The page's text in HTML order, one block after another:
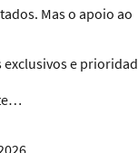
Mas o apoio ao
exclusivos e